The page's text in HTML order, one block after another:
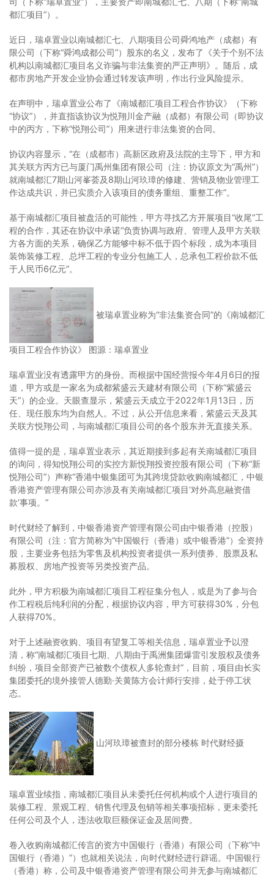
都汇项目”）。
近日，瑞卓置业以南城都汇七、八期项目公司舜鸿地产（成都）有
限公司（下称“舜鸿成都公司”）股东的名义，发布了《关于个别不法
机构以南城都汇项目名义诈骗与非法集资的严正声明》。随后，成
都市房地产开发企业协会通过转发该声明，作出行业风险提示。
在声明中，瑞卓置业公布了《南城都汇项目工程合作协议》（下称
“协议”），并直指该协议为悦翔川金产融（成都）有限公司（即协议
中的丙方，下称“悦翔公司”）用来进行非法集资的合同。
协议内容显示，“在（成都市）高新区政府及法院的主导下，甲方和
其关联方丙方已与厦门禹州集团有限公司（注：协议原文为“禹州”）
就南城都汇7期山河峯荟及8期山河玖璋的修建、营销及物业管理工
作达成共识，并已实质介入该项目的债务重组、重整工作”。
基于南城都汇项目被盘活的可能性，甲方寻找乙方开展项目“收尾”工
程的合作，其还在协议中承诺“负责协调与政府、管理人及甲方关联
方各方面的关系，确保乙方能够中标不低于四个标段，成为本项目
装饰装修工程、总坪工程的专业分包施工人，总承包工程价款不低
于人民币6亿元”。
被瑞卓置业称为“非法集资合同”的《南城都汇
项目工程合作协议》 图源：瑞卓置业
瑞卓置业没有透露甲方的身份。而根据中国经营报今年4月6日的报
道，甲方或是一家名为成都紫盛云天建材有限公司（下称“紫盛云
天”）的企业。天眼查显示，紫盛云天成立于2022年1月13日，历
任、现任股东均为自然人。不过，从公开信息来看，紫盛云天及其
关联方悦翔公司，与南城都汇项目公司的各个股东并无直接关系。
值得一提的是，瑞卓置业表示，其近期接到多起有关南城都汇项目
的询问，得知悦翔公司的实控方新悦翔投资控股有限公司（下称“新
悦翔公司”）声称“香港中银集团可为其跨境贷款收购南城都汇，中银
香港资产管理有限公司亦涉及有关南城都汇项目‘对外高息融资借
款’事项。”
时代财经了解到，中银香港资产管理有限公司由中银香港（控股）
有限公司（注：官方简称为“中国银行（香港）或中银香港”）全资持
股，主要业务包括为零售及机构投资者提供一系列债券、股票及私
募股权、房地产投资等另类投资产品。
此外，甲方积极为南城都汇项目工程征集分包人，或是为了参与合
作工程税后纯利润的分配，根据协议内容，甲方可获得30%，分包
人获得70%。
对于上述融资收购、项目有望复工等相关信息，瑞卓置业予以澄
清，称“南城都汇项目七期、八期由于禹洲集团爆雷引发股权及债务
纠纷，项目全部资产已被数个债权人多轮查封”，目前，项目由长实
集团委托的境外接管人德勤·关黄陈方会计师行安排，处于停工状
态。
山河玖璋被查封的部分楼栋 时代财经摄
瑞卓置业续指，南城都汇项目从未委托任何机构或个人进行项目的
装修工程、景观工程、销售代理及包销等相关事项招标，更未委托
任何公司及个人，违法收取巨额保证金及居间费。
卷入收购南城都汇传言的资方中国银行（香港）有限公司（下称“中
国银行（香港）”）也就相关说法，向时代财经进行辟谣。中国银行
（香港）称，公司及中银香港资产管理有限公司并无参与南城都汇